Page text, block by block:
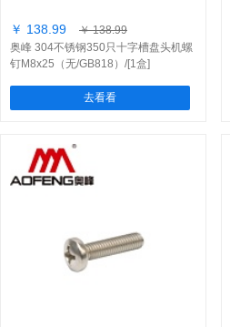
￥ 138.99
￥ 138.99
奥峰 304不锈钢350只十字槽盘头机螺
钉M8x25（无/GB818）/[1盒]
去看看